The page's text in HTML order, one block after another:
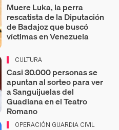
Muere Luka, la perra
rescatista de la Diputación
de Badajoz que buscó
víctimas en Venezuela
CULTURA
Casi 30.000 personas se
apuntan al sorteo para ver
a Sanguijuelas del
Guadiana en el Teatro
Romano
OPERACIÓN GUARDIA CIVIL